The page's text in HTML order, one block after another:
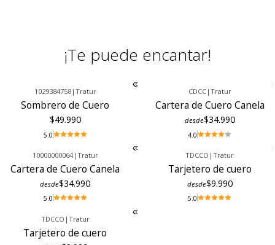
¡Te puede encantar!
1029384758| Tratur
Sombrero de Cuero
$49.990
5.0
CDCC| Tratur
Cartera de Cuero Canela
desde$34.990
4.0
10000000064| Tratur
Cartera de Cuero Canela
desde$34.990
5.0
TDCCO |Tratur
Tarjetero de cuero
desde$9.990
5.0
TDCCO | Tratur
Tarjetero de cuero